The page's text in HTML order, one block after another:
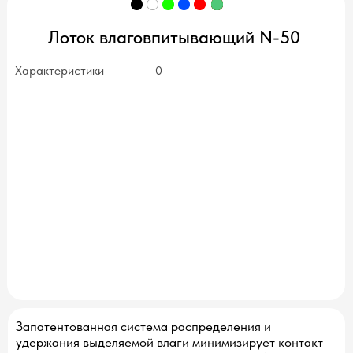
Лоток влаговпитывающий N-50
0
Характеристики
Запатентованная система распределения и
удержания выделяемой влаги минимизирует контакт